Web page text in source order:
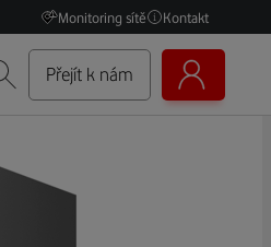
Monitoring sítě Kontakt
Přejít k nám